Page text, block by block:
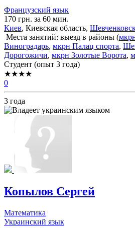
Французский язык
170 грн. за 60 мин.
Киев, Киевская область,
Места занятий: выезд в районы (
Виноградарь, мкрн Палац спорта,
Дорогожичи, мкрн Золотые Ворота,
Cтудент (опыт 3 года)
★★★★
0
3 года
Копылов Сергей
Математика
Украинский язык